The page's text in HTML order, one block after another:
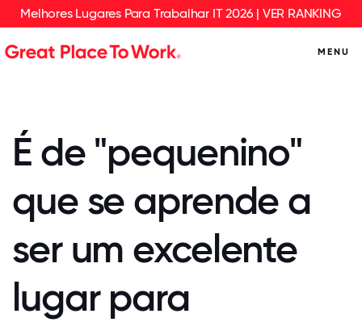
Melhores Lugares Para Trabalhar IT 2026 | VER RANKING
MENU
É de "pequenino"
que se aprende a
ser um excelente
lugar para